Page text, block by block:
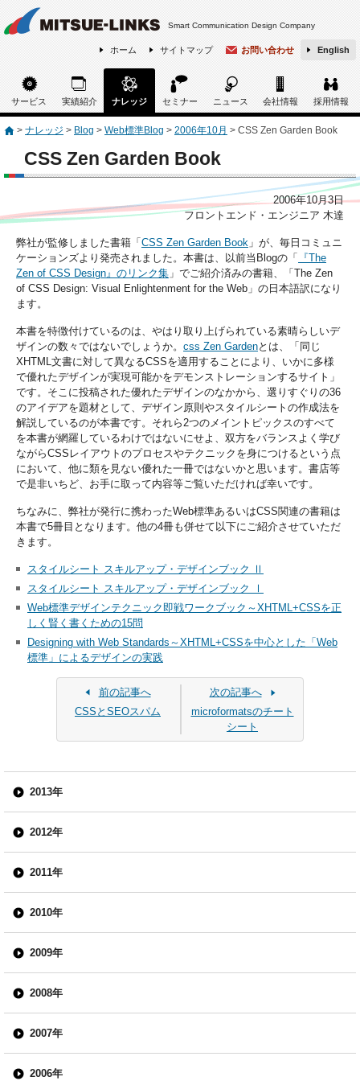
Smart Communication Design Company
ホーム サイトマップ お問い合わせ English
サービス 実績紹介 ナレッジ セミナー ニュース 会社情報 採用情報
> ナレッジ > Blog > Web標準Blog > 2006年10月 > CSS Zen Garden Book
CSS Zen Garden Book
2006年10月3日
フロントエンド・エンジニア 木達
弊社が監修しました書籍「 CSS Zen Garden Book 」が、毎日コミュニ
ケーションズより発売されました。本書は、以前当Blogの「
『The
Zen of CSS Design』のリンク集 」でご紹介済みの書籍、「The Zen
of CSS Design: Visual Enlightenment for the Web」の日本語訳になり
ます。
本書を特徴付けているのは、やはり取り上げられている素晴らしいデ
ザインの数々ではないでしょうか。 css Zen Gardenとは、
同じ
XHTML文書に対して異なるCSSを適用することにより、いかに多様
で優れたデザインが実現可能かをデモンストレーションするサイト
です。そこに投稿された優れたデザインのなかから、選りすぐりの36
のアイデアを題材として、デザイン原則やスタイルシートの作成法を
解説しているのが本書です。それら2つのメイントピックスのすべて
を本書が網羅しているわけではないにせよ、双方をバランスよく学び
ながらCSSレイアウトのプロセスやテクニックを身につけるという点
において、他に類を見ない優れた一冊ではないかと思います。書店等
で是非いちど、お手に取って内容等ご覧いただければ幸いです。
ちなみに、弊社が発行に携わったWeb標準あるいはCSS関連の書籍は
本書で5冊目となります。他の4冊も併せて以下にご紹介させていただ
きます。
スタイルシート スキルアップ・デザインブック Ⅱ
スタイルシート スキルアップ・デザインブック Ⅰ
Web標準デザインテクニック即戦ワークブック～XHTML+CSSを正
しく賢く書くための15問
Designing with Web Standards～XHTML+CSSを中心とした「Web
標準」によるデザインの実践
前の記事へ
CSSとSEOスパム
次の記事へ
microformatsのチート
シート
2013年
2012年
2011年
2010年
2009年
2008年
2007年
2006年